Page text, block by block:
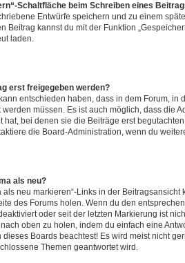
Schaltfläche beim Schreiben eines
Entwürfe speichern und zu einem
Beitrag kannst du mit der Funktion
laden.
erst freigegeben werden?
entschieden haben, dass in dem Forum, in
müssen. Es ist auch möglich, dass die
hat, bei denen sie die Beiträge erst
die Board-Administration, wenn du
als neu?
als neu markieren“-Links in der
des Forums holen. Wenn du den
oder seit der letzten Markierung ist
oben zu holen, indem du einfach eine
Boards beachtest! Es wird meist nicht
Themen geantwortet wird.